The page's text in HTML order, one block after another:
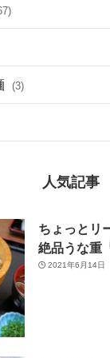
(3)
(3)
人気記事
ちょっとリ
絶品うな重
2021年6月14日